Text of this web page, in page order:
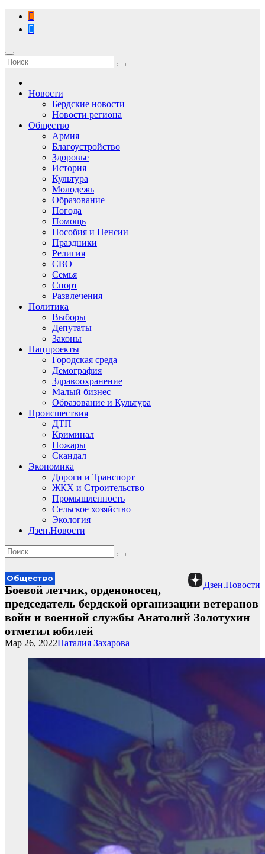
Перейти
содержимому
Новости
Бердские новости
Новости региона
Общество
Армия
Благоустройство
Здоровье
История
Культура
Молодежь
Образование
Погода
Помощь
Пособия и Пенсии
Праздники
Религия
СВО
Семья
Спорт
Развлечения
Политика
Выборы
Депутаты
Законы
Нацпроекты
Городская среда
Демография
Здравоохранение
Малый бизнес
Образование и Культура
Происшествия
ДТП
Криминал
Пожары
Скандал
Экономика
Дороги и Транспорт
ЖКХ и Строительство
Промышленность
Сельское хозяйство
Экология
Дзен.Новости
Дзен.Новости
Общество
Боевой летчик, орденоносец,
председатель бердской организации ветеранов
войн и военной службы Анатолий Золотухин
отметил юбилей
Наталия Захарова
Мар 26, 2022